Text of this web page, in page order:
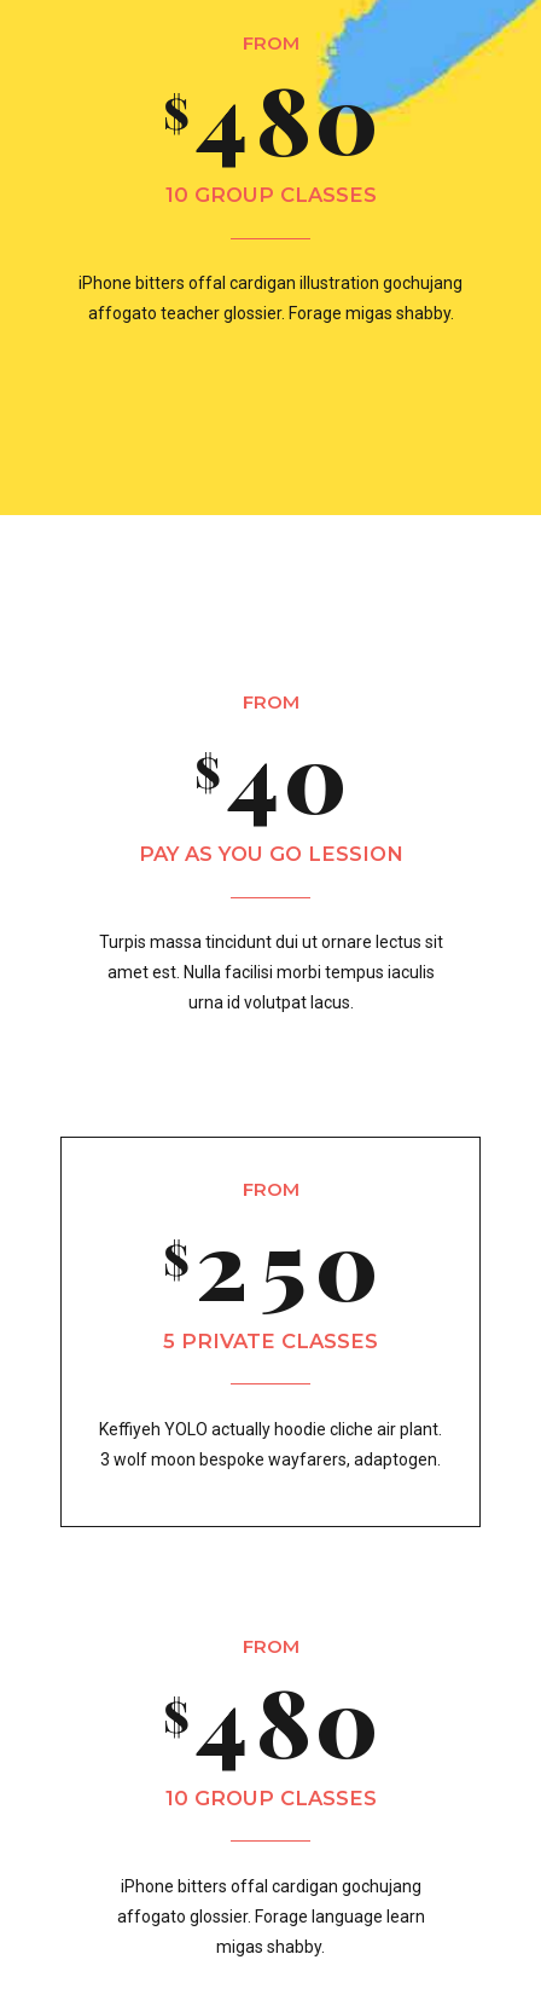
6
7
8
0
9
0
FROM
$4
5
6
9
0
8
9
0
0
10 GROUP CLASSES
iPhone bitters offal cardigan illustration gochujang
affogato teacher glossier. Forage migas shabby.
FROM
$
0
2
3
4
5
6
7
8
9
0
4
5
6
8
9
0
PAY AS YOU GO LESSION
Turpis massa tincidunt dui ut ornare lectus sit
amet est. Nulla facilisi morbi tempus iaculis
urna id volutpat lacus.
FROM
$
0
1
2
3
4
6
7
8
0
1
2
3
4
5
6
7
9
0
0
1
3
6
7
8
9
0
5 PRIVATE CLASSES
Keffiyeh YOLO actually hoodie cliche air plant.
3 wolf moon bespoke wayfarers, adaptogen.
FROM
$
0
1
2
3
4
5
6
0
1
2
3
4
5
6
7
8
9
0
2
3
4
5
6
7
8
0
10 GROUP CLASSES
iPhone bitters offal cardigan gochujang
affogato glossier. Forage language learn
migas shabby.